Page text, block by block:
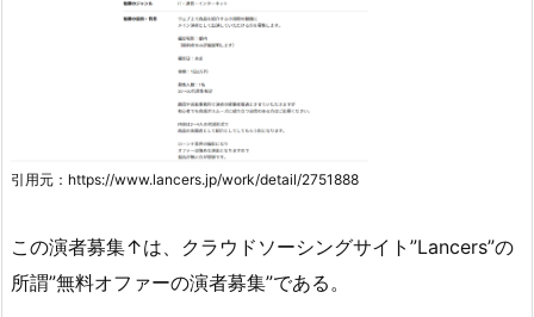
引用元：https://www.lancers.jp/work/detail/2751888
この演者募集↑は、クラウドソーシングサイト”Lancers”の
所謂”無料オファーの演者募集”である。